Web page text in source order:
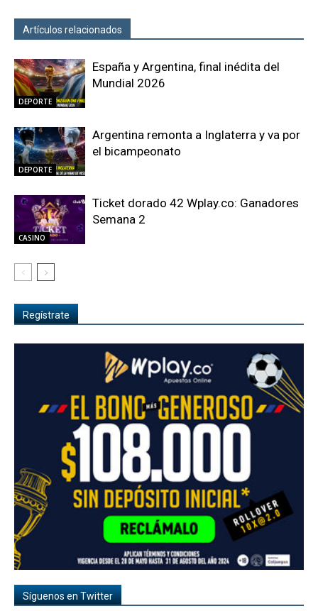
Artículos relacionados
DEPORTE
España y Argentina, final inédita del
Mundial 2026
DEPORTE
Argentina remonta a Inglaterra y va por
el bicampeonato
CASINO
Ticket dorado 42 Wplay.co: Ganadores
Semana 2
Regístrate
Síguenos en Twitter